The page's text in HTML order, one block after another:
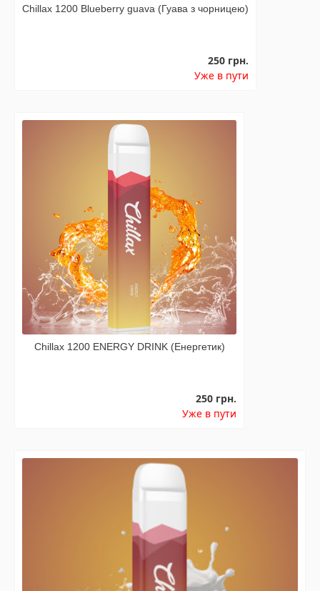
Chillax 1200 Blueberry guava (Гуава з чорницею)
250 грн.
Уже в пути
Chillax 1200 ENERGY DRINK (Енергетик)
250 грн.
Уже в пути